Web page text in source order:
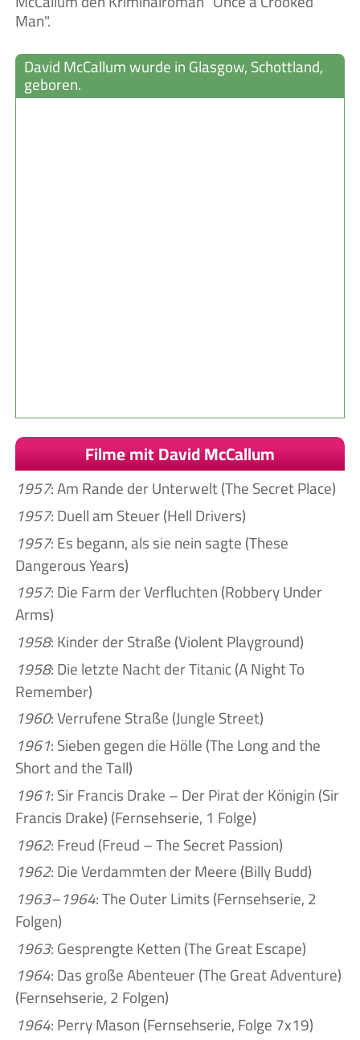
Man".
David McCallum wurde in Glasgow, Schottland,
geboren.
Filme mit David McCallum
1957: Am Rande der Unterwelt (The Secret Place)
1957: Duell am Steuer (Hell Drivers)
1957: Es begann, als sie nein sagte (These
Dangerous Years)
1957: Die Farm der Verfluchten (Robbery Under
Arms)
1958: Kinder der Straße (Violent Playground)
1958: Die letzte Nacht der Titanic (A Night To
Remember)
1960: Verrufene Straße (Jungle Street)
1961: Sieben gegen die Hölle (The Long and the
Short and the Tall)
1961: Sir Francis Drake – Der Pirat der Königin (Sir
Francis Drake) (Fernsehserie, 1 Folge)
1962: Freud (Freud – The Secret Passion)
1962: Die Verdammten der Meere (Billy Budd)
1963–1964: The Outer Limits (Fernsehserie, 2
Folgen)
1963: Gesprengte Ketten (The Great Escape)
1964: Das große Abenteuer (The Great Adventure)
(Fernsehserie, 2 Folgen)
1964: Perry Mason (Fernsehserie, Folge 7x19)